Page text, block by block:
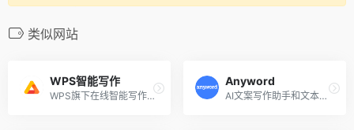
类似网站
WPS智能写作
WPS旗下在线智能写作工具
Anyword
AI文案写作助手和文本生成器